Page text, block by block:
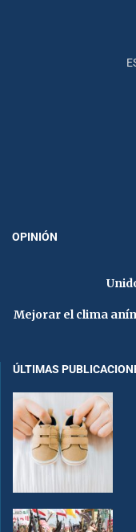
OPINIÓN
Mejorar el clima
ÚLTIMAS